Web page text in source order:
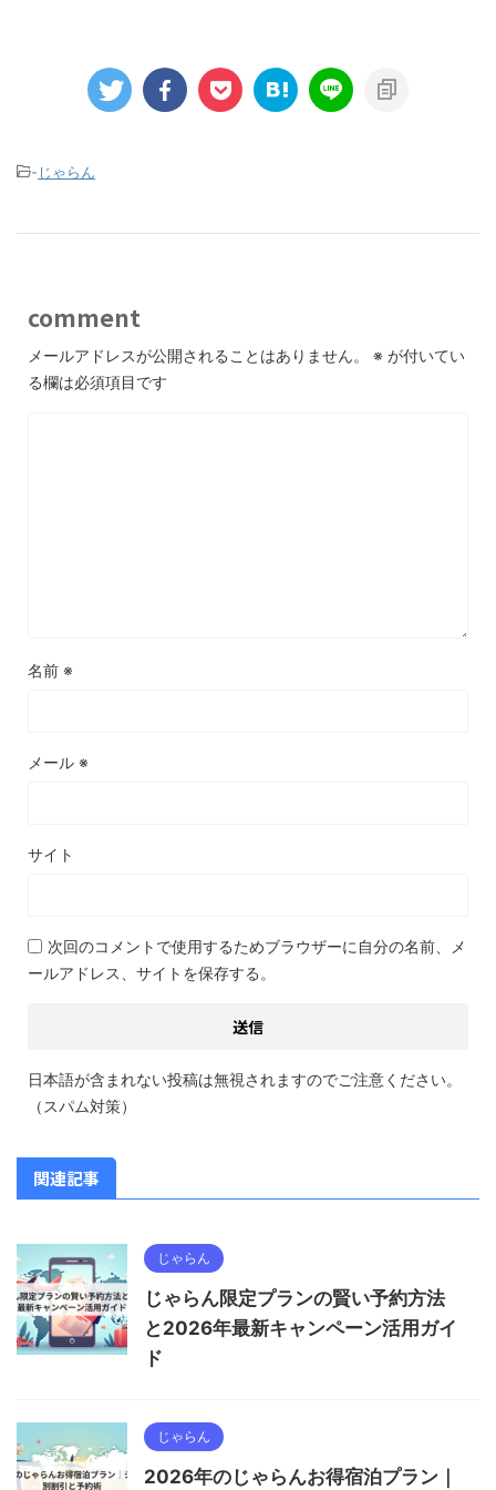
- じゃらん
comment
メールアドレスが公開されることはありません。 ※ が付いてい
る欄は必須項目です
名前 ※
メール ※
サイト
次回のコメントで使用するためブラウザーに自分の名前、メ
ールアドレス、サイトを保存する。
日本語が含まれない投稿は無視されますのでご注意ください。
（スパム対策）
関連記事
じゃらん
じゃらん限定プランの賢い予約方法
と2026年最新キャンペーン活用ガイ
ド
じゃらん
2026年のじゃらんお得宿泊プラン｜